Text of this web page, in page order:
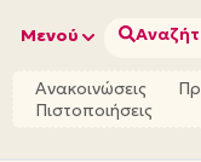
Μενού
Ανακοινώσεις
Πιστοποιήσεις